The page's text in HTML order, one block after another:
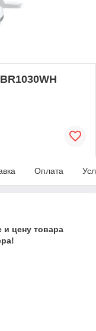
Оплата
и цену товара